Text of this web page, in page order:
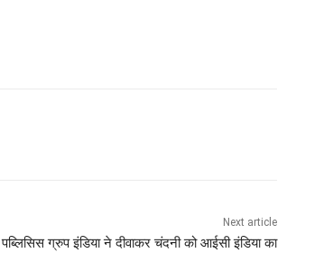
Next article
पब्लिसिस ग्रुप इंडिया ने दीवाकर चंदनी को आईसी इंडिया का